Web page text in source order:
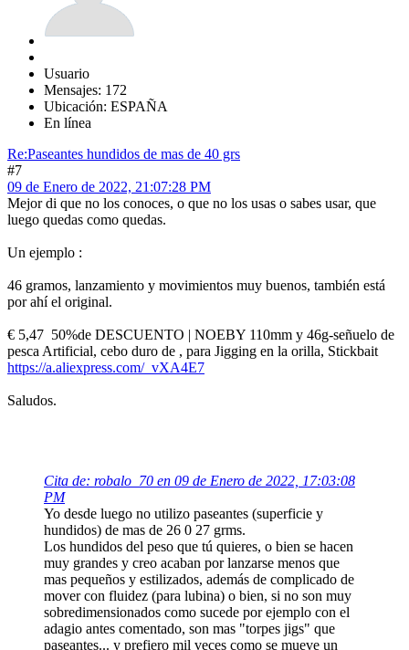
Usuario
Mensajes: 172
Ubicación: ESPAÑA
En línea
Re:Paseantes hundidos de mas de 40 grs
#7
09 de Enero de 2022, 21:07:28 PM
Mejor di que no los conoces, o que no los usas o sabes usar, que
luego quedas como quedas.
Un ejemplo :
46 gramos, lanzamiento y movimientos muy buenos, también está
por ahí el original.
€ 5,47 50%de DESCUENTO | NOEBY 110mm y 46g-señuelo de
pesca Artificial, cebo duro de , para Jigging en la orilla, Stickbait
https://a.aliexpress.com/_vXA4E7
Saludos.
Cita de: robalo_70 en 09 de Enero de 2022, 17:03:08
PM
Yo desde luego no utilizo paseantes (superficie y
hundidos) de mas de 26 0 27 grms.
Los hundidos del peso que tú quieres, o bien se hacen
muy grandes y creo acaban por lanzarse menos que
mas pequeños y estilizados, además de complicado de
mover con fluidez (para lubina) o bien, si no son muy
sobredimensionados como sucede por ejemplo con el
adagio antes comentado, son mas "torpes jigs" que
paseantes... y prefiero mil veces como se mueve un